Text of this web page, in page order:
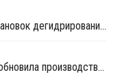
Коэффициент загрузки мощностей установок дегидрированию пропана в Китае в мае снизится примерно до 50%
Компания Tamilnadu Petroproducts возобновила производство окиси пропилена